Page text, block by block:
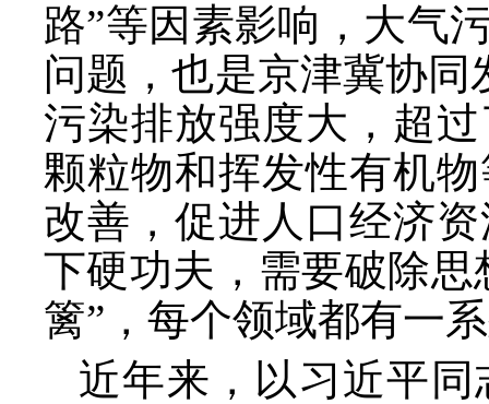
路”等因素影响，大气
问题，也是京津冀协同
污染排放强度大，超
颗粒物和挥发性有机
改善，促进人口经济
下硬功夫，需要破除
篱”，每个领域都有一
近年来，以习近平